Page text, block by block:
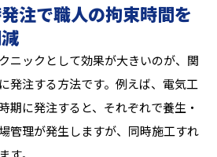
注で職人の拘束時間を
ニックとして効果が大きいのが、関
発注する方法です。例えば、電気工
期に発注すると、それぞれで養生・
管理が発生しますが、同時施工すれ